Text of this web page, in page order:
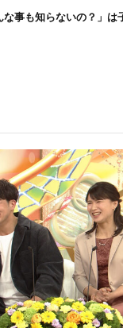
な事も知らないの？」は